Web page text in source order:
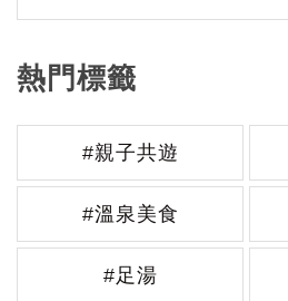
熱門標籤
#親子共遊
#溫泉美食
#足湯